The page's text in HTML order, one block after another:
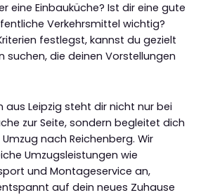
eine Einbauküche? Ist dir eine gute
Verkehrsmittel wichtig?
festlegst, kannst du gezielt
suchen, die deinen Vorstellungen
aus Leipzig steht dir nicht nur bei
zur Seite, sondern begleitet dich
nach Reichenberg. Wir
Umzugsleistungen wie
und Montageservice an,
auf dein neues Zuhause